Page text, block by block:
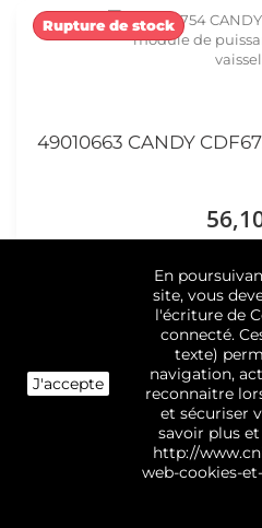
49010663 CANDY
Rupture de stock
Ajouter
Rupture de stock
J'accepte
En
site, vous
l'écriture de
connecté.
texte)
navigation,
reconnaitre
et sécuriser
savoir plus
http://
web-cookies-